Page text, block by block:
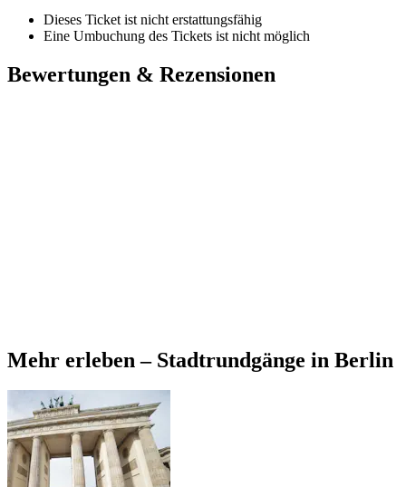
Dieses Ticket ist nicht erstattungsfähig
Eine Umbuchung des Tickets ist nicht möglich
Bewertungen & Rezensionen
Mehr erleben – Stadtrundgänge in Berlin